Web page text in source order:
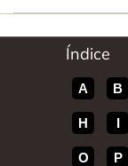
Índice
A B
H I
O P